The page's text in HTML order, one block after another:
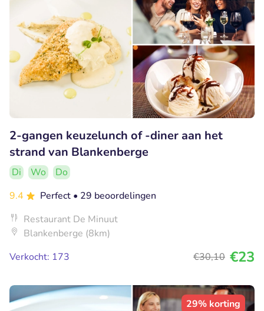
2-gangen keuzelunch of -diner aan het
strand van Blankenberge
Di Wo
Do
9.4
Perfect • 29 beoordelingen
Restaurant De Minuut
Blankenberge (8km)
Verkocht: 173
€30,10 €23
29% korting